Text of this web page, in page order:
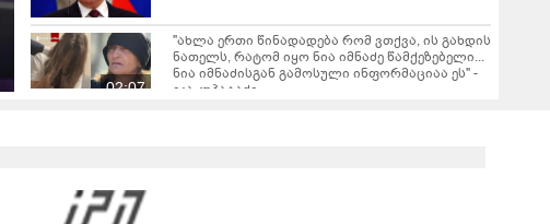
02:07
"ახლა ერთი წინადადება რომ ვთქვა, ის გახდის
ნათელს, რატომ იყო ნია იმნაძე წამქეზებელი...
ნია იმნაძისგან გამოსული ინფორმაციაა ეს" -
ეკა კუპატაძე